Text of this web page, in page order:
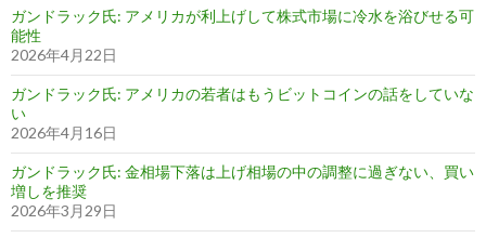
ガンドラック氏: アメリカが利上げして株式市場に冷水を浴びせる可
能性
2026年4月22日
ガンドラック氏: アメリカの若者はもうビットコインの話をしていな
い
2026年4月16日
ガンドラック氏: 金相場下落は上げ相場の中の調整に過ぎない、買い
増しを推奨
2026年3月29日